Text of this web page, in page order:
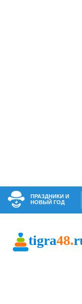
ПРАЗДНИКИ И
НОВЫЙ ГОД
tigra48.